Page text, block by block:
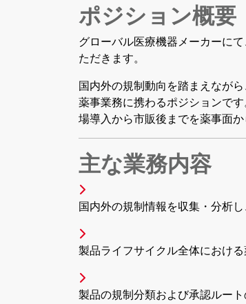
ポジション概要
グローバル医療機器メーカーに
ただきます。
国内外の規制動向を踏まえなが
薬事業務に携わるポジションで
場導入から市販後までを薬事面か
主な業務内容
国内外の規制情報を収集・分析
製品ライフサイクル全体におけ
製品の規制分類および承認ルー